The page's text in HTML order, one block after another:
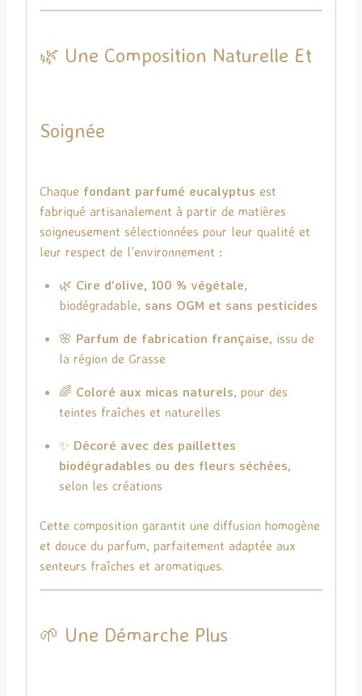
🌿 Une Composition Naturelle Et
Soignée
Chaque fondant parfumé eucalyptus est
fabriqué artisanalement à partir de matières
soigneusement sélectionnées pour leur qualité et
leur respect de l’environnement :
🌿 Cire d’olive, 100 % végétale,
biodégradable, sans OGM et sans pesticides
🌸 Parfum de fabrication française, issu de
la région de Grasse
🌈 Coloré aux micas naturels, pour des
teintes fraîches et naturelles
✨ Décoré avec des paillettes
biodégradables ou des fleurs séchées,
selon les créations
Cette composition garantit une diffusion homogène
et douce du parfum, parfaitement adaptée aux
senteurs fraîches et aromatiques.
🌱 Une Démarche Plus